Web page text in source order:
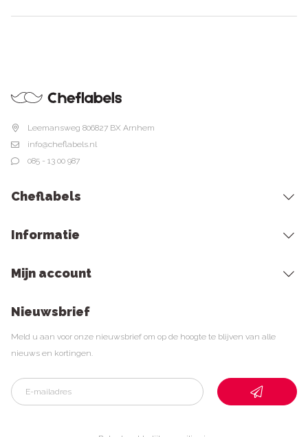
Leemansweg 806827 BX Arnhem
info@cheflabels.nl
085 - 13 00 987
Cheflabels
Informatie
Mijn account
Nieuwsbrief
Meld u aan voor onze nieuwsbrief om op de hoogte te blijven van alle
nieuws en kortingen.